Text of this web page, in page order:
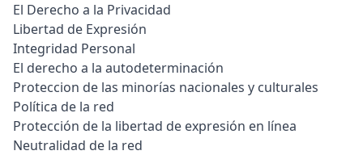
El Derecho a la Privacidad
Libertad de Expresión
Integridad Personal
El derecho a la autodeterminación
Proteccion de las minorías nacionales y culturales
Política de la red
Protección de la libertad de expresión en línea
Neutralidad de la red